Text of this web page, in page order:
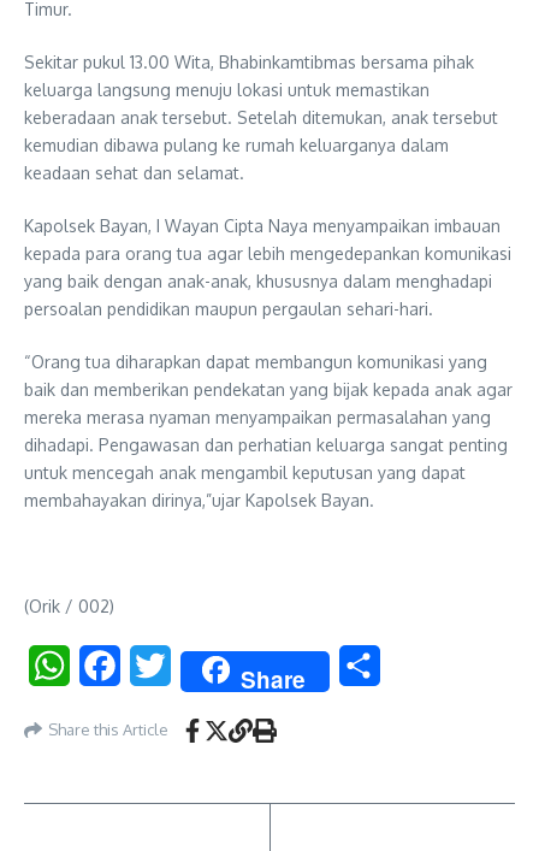
Timur.
Sekitar pukul 13.00 Wita, Bhabinkamtibmas bersama pihak
keluarga langsung menuju lokasi untuk memastikan
keberadaan anak tersebut. Setelah ditemukan, anak tersebut
kemudian dibawa pulang ke rumah keluarganya dalam
keadaan sehat dan selamat.
Kapolsek Bayan, I Wayan Cipta Naya menyampaikan imbauan
kepada para orang tua agar lebih mengedepankan komunikasi
yang baik dengan anak-anak, khususnya dalam menghadapi
persoalan pendidikan maupun pergaulan sehari-hari.
“Orang tua diharapkan dapat membangun komunikasi yang
baik dan memberikan pendekatan yang bijak kepada anak agar
mereka merasa nyaman menyampaikan permasalahan yang
dihadapi. Pengawasan dan perhatian keluarga sangat penting
untuk mencegah anak mengambil keputusan yang dapat
membahayakan dirinya,”ujar Kapolsek Bayan.
(Orik / 002)
WhatsAppFacebookTwitter Share
Share this Article